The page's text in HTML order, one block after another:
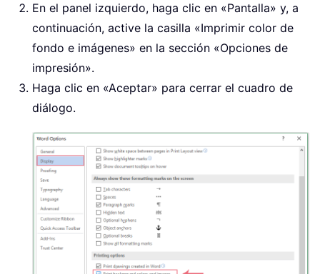
En el panel izquierdo, haga clic en «Pantalla» y, a
continuación, active la casilla «Imprimir color de
fondo e imágenes» en la sección «Opciones de
impresión».
Haga clic en «Aceptar» para cerrar el cuadro de
diálogo.